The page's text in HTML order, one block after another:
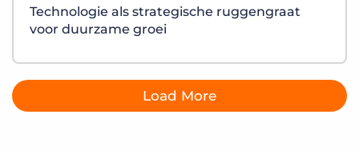
Technologie als strategische ruggengraat
voor duurzame groei
Load More